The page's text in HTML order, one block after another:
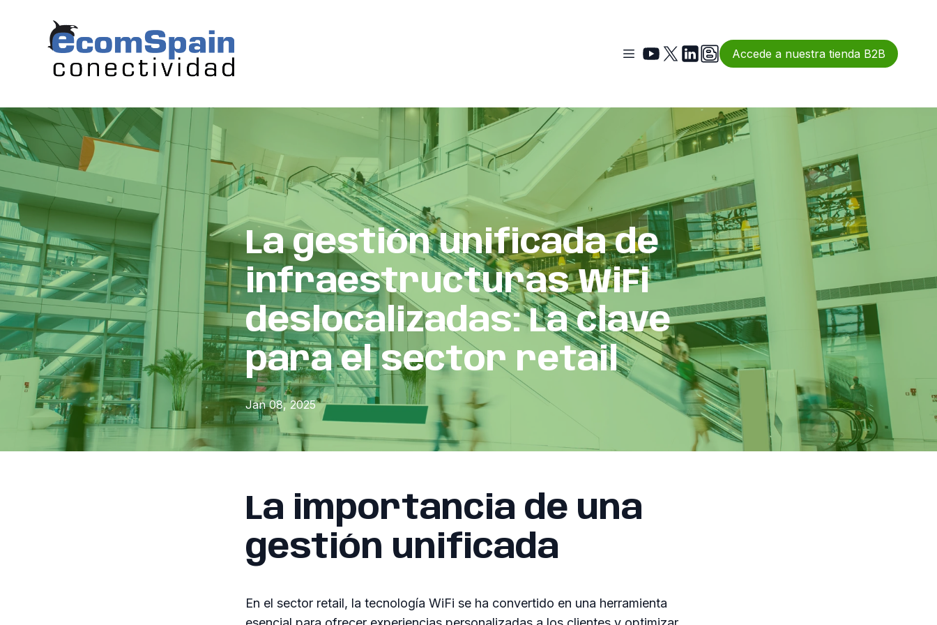
Accede a nuestra tienda B2B
La gestión unificada de
infraestructuras WiFi
deslocalizadas: La clave
para el sector retail
Jan 08, 2025
La importancia de una
gestión unificada
En el sector retail, la tecnología WiFi se ha convertido en una herramienta